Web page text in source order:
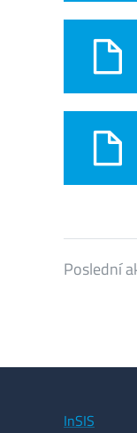
Poslední
InSIS